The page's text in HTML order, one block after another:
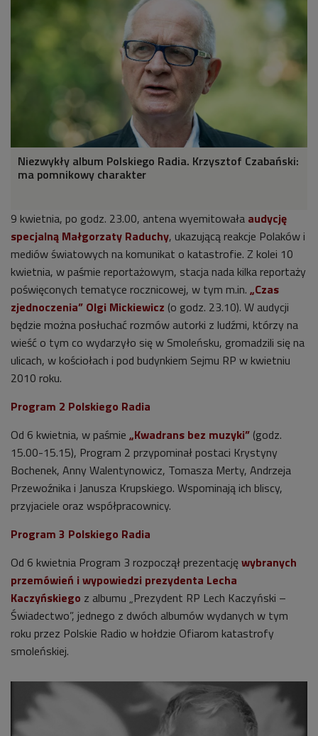
Niezwykły album Polskiego Radia. Krzysztof Czabański:
ma pomnikowy charakter
9 kwietnia, po godz. 23.00, antena wyemitowała audycję
specjalną Małgorzaty Raduchy, ukazującą reakcje Polaków i
mediów światowych na komunikat o katastrofie. Z kolei 10
kwietnia, w paśmie reportażowym, stacja nada kilka reportaży
poświęconych tematyce rocznicowej, w tym m.in. „Czas
zjednoczenia” Olgi Mickiewicz (o godz. 23.10). W audycji
będzie można posłuchać rozmów autorki z ludźmi, którzy na
wieść o tym co wydarzyło się w Smoleńsku, gromadzili się na
ulicach, w kościołach i pod budynkiem Sejmu RP w kwietniu
2010 roku.
Program 2 Polskiego Radia
Od 6 kwietnia, w paśmie „Kwadrans bez muzyki” (godz.
15.00-15.15), Program 2 przypominał postaci Krystyny
Bochenek, Anny Walentynowicz, Tomasza Merty, Andrzeja
Przewoźnika i Janusza Krupskiego. Wspominają ich bliscy,
przyjaciele oraz współpracownicy.
Program 3 Polskiego Radia
Od 6 kwietnia Program 3 rozpoczął prezentacjęwybranych
przemówień i wypowiedzi prezydenta Lecha
Kaczyńskiego z albumu „Prezydent RP Lech Kaczyński –
Świadectwo”, jednego z dwóch albumów wydanych w tym
roku przez Polskie Radio w hołdzie Ofiarom katastrofy
smoleńskiej.